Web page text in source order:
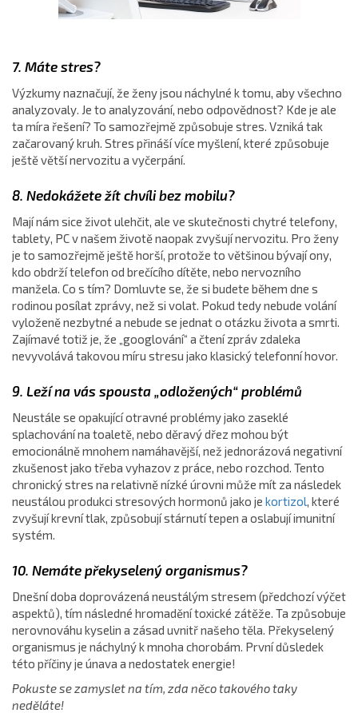
7. Máte stres?
Výzkumy naznačují, že ženy jsou náchylné k tomu, aby všechno
analyzovaly. Je to analyzování, nebo odpovědnost? Kde je ale
ta míra řešení? To samozřejmě způsobuje stres. Vzniká tak
začarovaný kruh. Stres přináší více myšlení, které způsobuje
ještě větší nervozitu a vyčerpání.
8. Nedokážete žít chvíli bez mobilu?
Mají nám sice život ulehčit, ale ve skutečnosti chytré telefony,
tablety, PC v našem životě naopak zvyšují nervozitu. Pro ženy
je to samozřejmě ještě horší, protože to většinou bývají ony,
kdo obdrží telefon od brečícího dítěte, nebo nervozního
manžela. Co s tím? Domluvte se, že si budete během dne s
rodinou posílat zprávy, než si volat. Pokud tedy nebude volání
vyloženě nezbytné a nebude se jednat o otázku života a smrti.
Zajímavé totiž je, že „googlování“ a čtení zpráv zdaleka
nevyvolává takovou míru stresu jako klasický telefonní hovor.
9. Leží na vás spousta „odložených“ problémů
Neustále se opakující otravné problémy jako zaseklé
splachování na toaletě, nebo děravý dřez mohou být
emocionálně mnohem namáhavější, než jednorázová negativní
zkušenost jako třeba vyhazov z práce, nebo rozchod. Tento
chronický stres na relativně nízké úrovni může mít za následek
neustálou produkci stresových hormonů jako je kortizol, které
zvyšují krevní tlak, způsobují stárnutí tepen a oslabují imunitní
systém.
10. Nemáte překyselený organismus?
Dnešní doba doprovázená neustálým stresem (předchozí výčet
aspektů), tím následné hromadění toxické zátěže. Ta způsobuje
nerovnováhu kyselin a zásad uvnitř našeho těla. Překyselený
organismus je náchylný k mnoha chorobám. První důsledek
této příčiny je únava a nedostatek energie!
Pokuste se zamyslet na tím, zda něco takového taky
neděláte!